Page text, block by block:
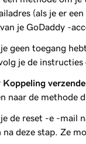
(als je er
je GoDaddy -
je geen toegang
je de instructies
Koppeling
naar de methode
je de reset -e -mail
na deze stap. Ze